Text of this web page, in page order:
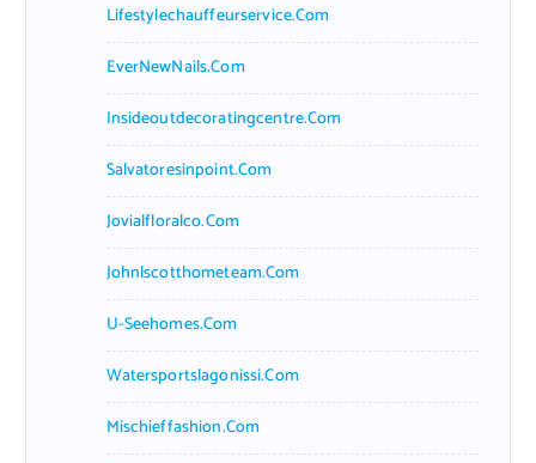
Lifestylechauffeurservice.com
EverNewNails.com
Insideoutdecoratingcentre.com
Salvatoresinpoint.com
Jovialfloralco.com
Johnlscotthometeam.com
U-Seehomes.com
Watersportslagonissi.com
Mischieffashion.com